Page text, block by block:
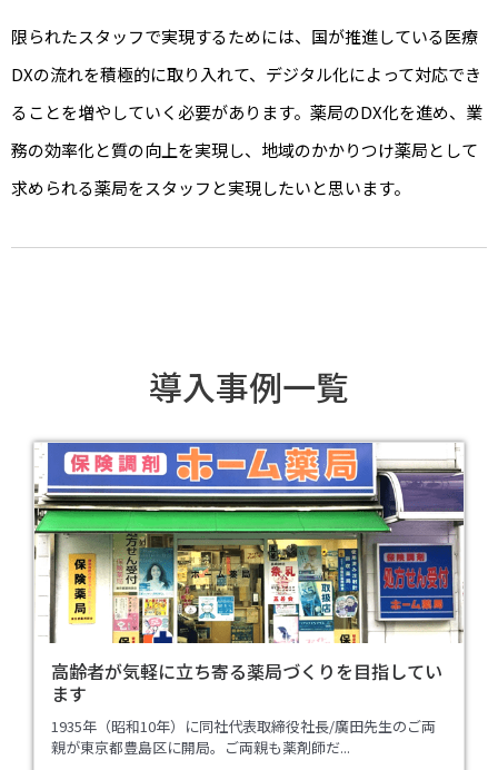
限られたスタッフで実現するためには、国が推進している医療
DXの流れを積極的に取り入れて、デジタル化によって対応でき
ることを増やしていく必要があります。薬局のDX化を進め、業
務の効率化と質の向上を実現し、地域のかかりつけ薬局として
求められる薬局をスタッフと実現したいと思います。
導入事例一覧
高齢者が気軽に立ち寄る薬局づくりを目指してい
ます
1935年（昭和10年）に同社代表取締役社長/廣田先生のご両
親が東京都豊島区に開局。ご両親も薬剤師だ...